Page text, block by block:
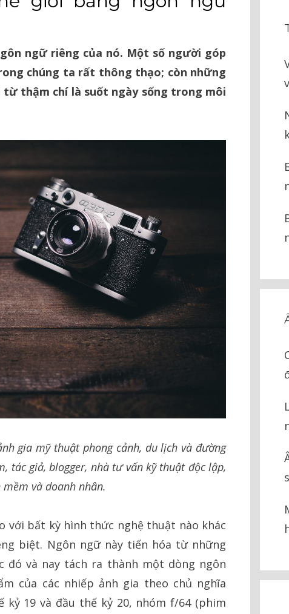
ngữ riêng của nó. Một số người góp
chúng ta rất thông thạo; còn những
thậm chí là suốt ngày sống trong môi
gia mỹ thuật phong cảnh, du lịch và đường
tác giả, blogger, nhà tư vấn kỹ thuật độc lập,
và doanh nhân.
với bất kỳ hình thức nghệ thuật nào khác
biệt. Ngôn ngữ này tiến hóa từ những
và nay tách ra thành một dòng ngôn
của các nhiếp ảnh gia theo chủ nghĩa
19 và đầu thế kỷ 20, nhóm f/64 (phim